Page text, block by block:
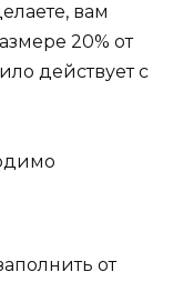
вам
20% от
действует с
от